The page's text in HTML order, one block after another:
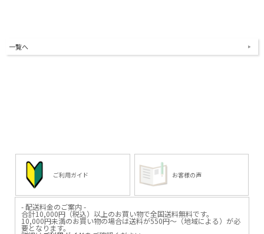
一覧へ
ご利用ガイド お客様の声
- 配送料金のご案内 -
合計10,000円（税込）以上のお買い物で全国送料無料です。
10,000円未満のお買い物の場合は送料が550円～（地域による）が必
要となります。